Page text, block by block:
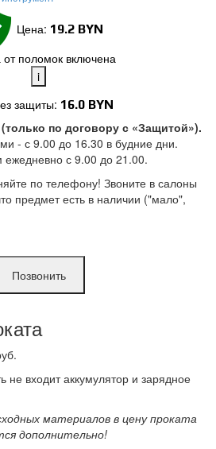
Цена: 19.2 BYN
поломок включена
i
в работе покрыты.
Замена без ожидания.
Без скрытых платежей.
Подробнее
защиты: 16.0 BYN
по договору с «Защитой»).
- с 9.00 до 16.30 в будние дни.
ежедневно с 9.00 до 21.00.
по телефону! Звоните в салоны
предмет есть в наличии ("мало",
много
мало
много
мало
Позвонить
не входит аккумулятор и зарядное
материалов в цену проката
дополнительно!